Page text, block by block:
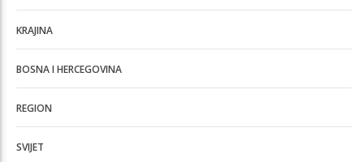
KRAJINA
BOSNA I HERCEGOVINA
REGION
SVIJET